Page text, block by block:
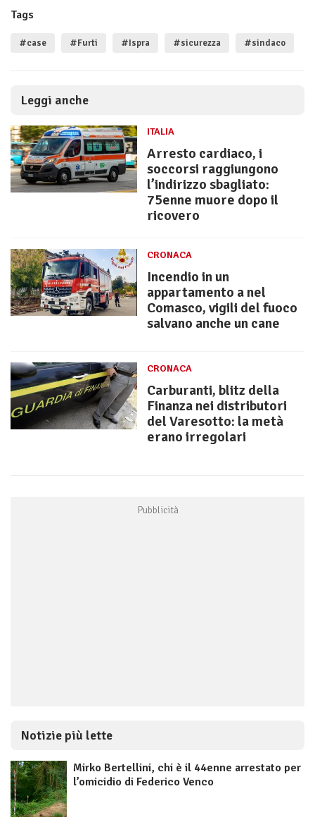
Tags
#case #Furti #Ispra #sicurezza #sindaco
Leggi anche
ITALIA
Arresto cardiaco, i
soccorsi raggiungono
l’indirizzo sbagliato:
75enne muore dopo il
ricovero
CRONACA
Incendio in un
appartamento a nel
Comasco, vigili del fuoco
salvano anche un cane
CRONACA
Carburanti, blitz della
Finanza nei distributori
del Varesotto: la metà
erano irregolari
Notizie più lette
Mirko Bertellini, chi è il 44enne arrestato per
l’omicidio di Federico Venco